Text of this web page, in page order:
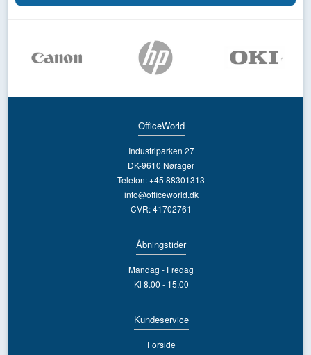
OfficeWorld
Industriparken 27
DK-9610 Nørager
Telefon: +45 88301313
info@officeworld.dk
CVR: 41702761
Åbningstider
Mandag - Fredag
Kl 8.00 - 15.00
Kundeservice
Forside